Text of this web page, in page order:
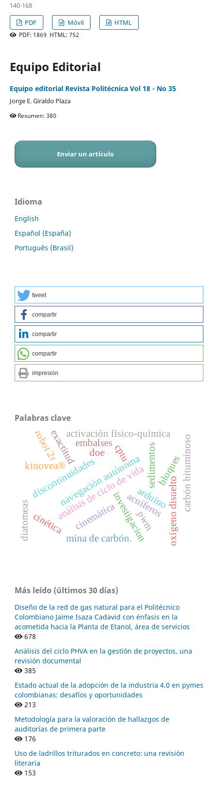
140-168
PDF
Móvil HTML
PDF: 1869 HTML: 752
Equipo Editorial
Equipo editorial Revista Politécnica Vol 18 - No 35
Jorge E. Giraldo Plaza
Resumen: 380
Enviar un artículo
Idioma
English
Español (España)
Português (Brasil)
tweet
compartir
compartir
compartir
impresión
Palabras clave
investigacionarduino
análisis de ciclo de vida
discontinuidades
navegación autónoma
cptu
exactitud
oxígeno disuelto
sedimentos
kinovea®
cinemática
cinética
activación físico-química
carbón bituminoso
acuíferos
mina de carbón.
bloques
doe
robot 2r
pwm
embalses
diatomeas
Más leído (últimos 30 días)
Diseño de la red de gas natural para el Politécnico
Colombiano Jaime Isaza Cadavid con énfasis en la
acometida hacia la Planta de Etanol, área de servicios
678
Análisis del ciclo PHVA en la gestión de proyectos, una
revisión documental
385
Estado actual de la adopción de la industria 4.0 en pymes
colombianas: desafíos y oportunidades
213
Metodología para la valoración de hallazgos de
auditorías de primera parte
176
Uso de ladrillos triturados en concreto: una revisión
literaria
153